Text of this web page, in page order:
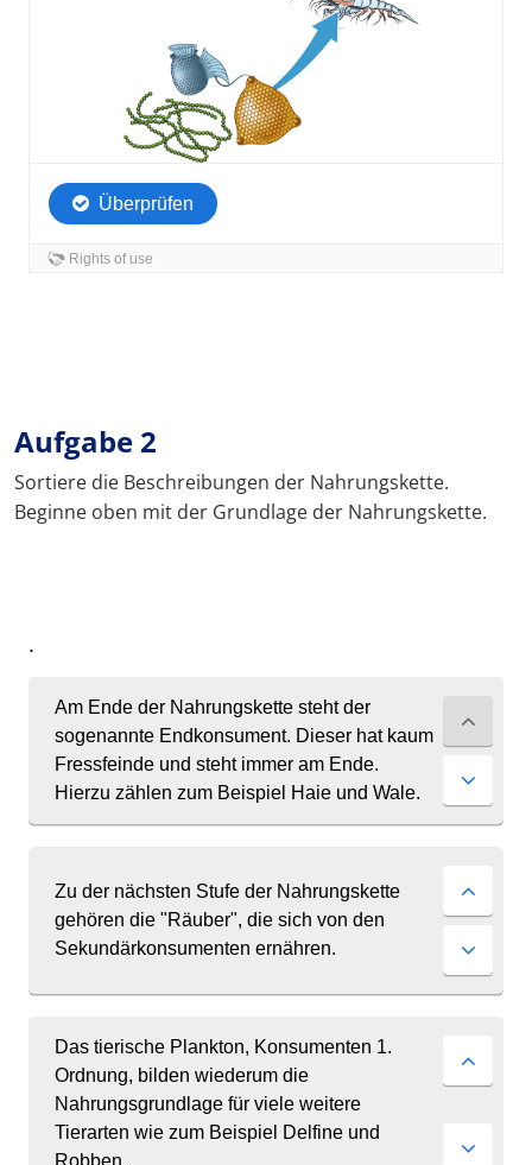
Aufgabe 2
Sortiere die Beschreibungen der Nahrungskette.
Beginne oben mit der Grundlage der Nahrungskette.